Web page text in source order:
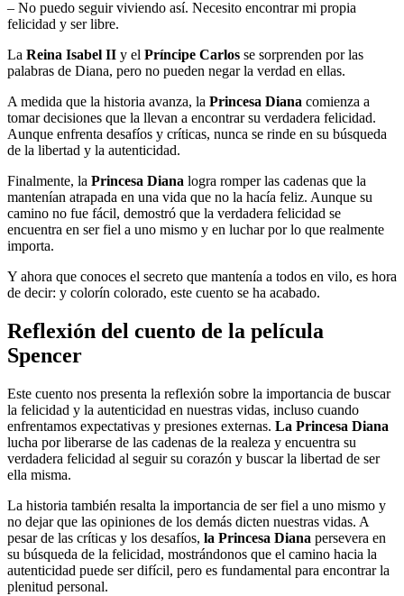
– No puedo seguir viviendo así. Necesito encontrar mi propia
felicidad y ser libre.
La Reina Isabel II y el Príncipe Carlos se sorprenden por las
palabras de Diana, pero no pueden negar la verdad en ellas.
A medida que la historia avanza, la Princesa Diana comienza a
tomar decisiones que la llevan a encontrar su verdadera felicidad.
Aunque enfrenta desafíos y críticas, nunca se rinde en su búsqueda
de la libertad y la autenticidad.
Finalmente, la Princesa Diana logra romper las cadenas que la
mantenían atrapada en una vida que no la hacía feliz. Aunque su
camino no fue fácil, demostró que la verdadera felicidad se
encuentra en ser fiel a uno mismo y en luchar por lo que realmente
importa.
Y ahora que conoces el secreto que mantenía a todos en vilo, es hora
de decir: y colorín colorado, este cuento se ha acabado.
Reflexión del cuento de la película
Spencer
Este cuento nos presenta la reflexión sobre la importancia de buscar
la felicidad y la autenticidad en nuestras vidas, incluso cuando
enfrentamos expectativas y presiones externas. La Princesa Diana
lucha por liberarse de las cadenas de la realeza y encuentra su
verdadera felicidad al seguir su corazón y buscar la libertad de ser
ella misma.
La historia también resalta la importancia de ser fiel a uno mismo y
no dejar que las opiniones de los demás dicten nuestras vidas. A
pesar de las críticas y los desafíos, la Princesa Diana persevera en
su búsqueda de la felicidad, mostrándonos que el camino hacia la
autenticidad puede ser difícil, pero es fundamental para encontrar la
plenitud personal.